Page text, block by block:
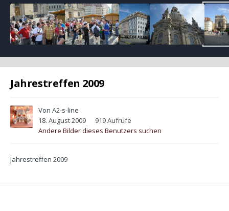
Jahrestreffen 2009
Von A2-s-line
18. August 2009
919 Aufrufe
Andere Bilder dieses Benutzers suchen
Jahrestreffen 2009